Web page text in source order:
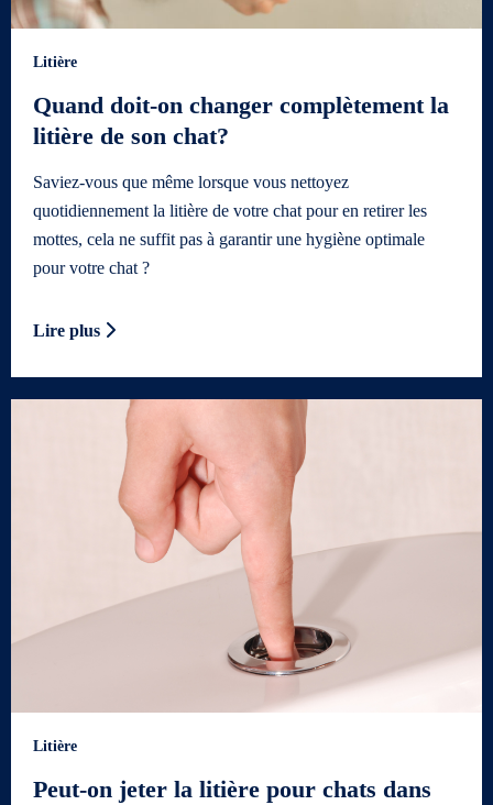
Litière
Quand doit-on changer complètement la
litière de son chat?
Saviez-vous que même lorsque vous nettoyez
quotidiennement la litière de votre chat pour en retirer les
mottes, cela ne suffit pas à garantir une hygiène optimale
pour votre chat ?
Lire plus
Litière
Peut-on jeter la litière pour chats dans